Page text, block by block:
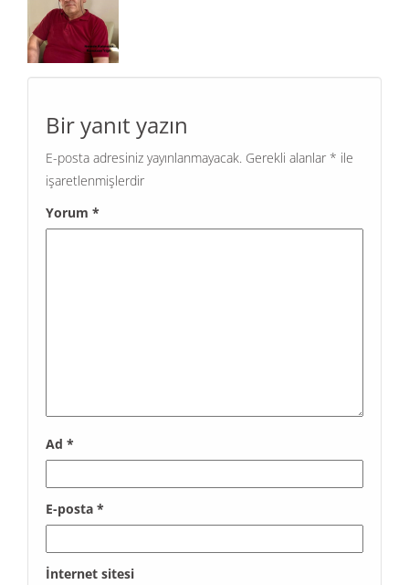
Bir yanıt yazın
E-posta adresiniz yayınlanmayacak. Gerekli alanlar * ile
işaretlenmişlerdir
Yorum *
Ad *
E-posta *
İnternet sitesi